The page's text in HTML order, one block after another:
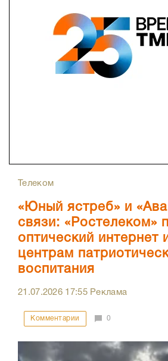
Телеком
«Юный ястреб» и
связи: «Ростелеком»
оптический интернет
центрам
воспитания
21.07.2026 17:55Реклама
Комментарии 0